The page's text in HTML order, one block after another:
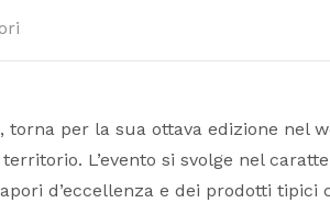
torna per la sua ottava edizione nel
L’evento si svolge nel
d’eccellenza e dei prodotti tipici